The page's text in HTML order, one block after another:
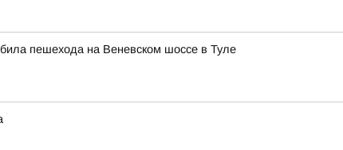
пешехода на Веневском шоссе в Туле